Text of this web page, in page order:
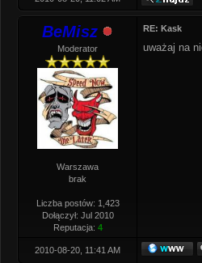
BeMisz
Moderator
Warszawa
brak
Liczba postów: 1,423
Dołączył: Jul 2010
Reputacja: 4
RE: Kask
uważaj na
2010-08-20, 11:41 AM